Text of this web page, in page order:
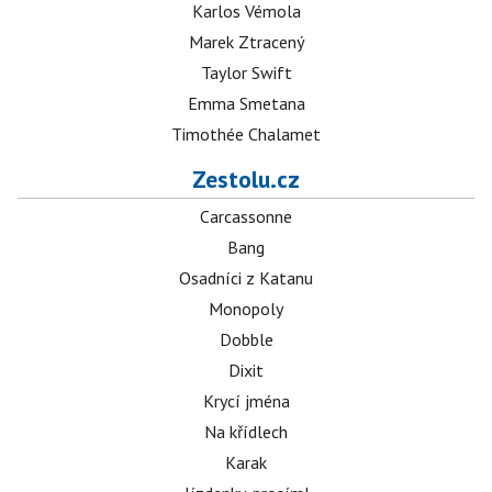
Karlos Vémola
Marek Ztracený
Taylor Swift
Emma Smetana
Timothée Chalamet
Zestolu.cz
Carcassonne
Bang
Osadníci z Katanu
Monopoly
Dobble
Dixit
Krycí jména
Na křídlech
Karak